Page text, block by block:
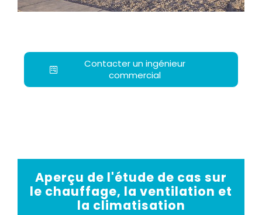
Contacter un ingénieur
commercial
Aperçu de l'étude de cas sur
le chauffage, la ventilation et
la climatisation